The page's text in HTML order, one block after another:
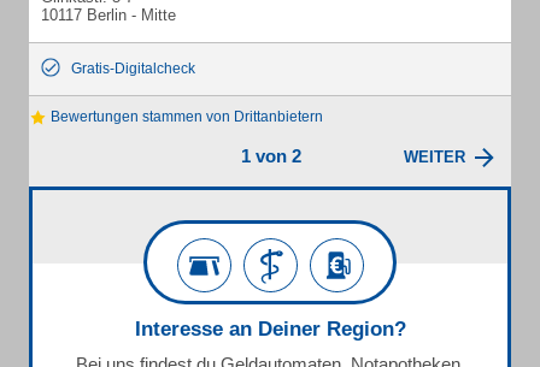
10117 Berlin - Mitte
Gratis-Digitalcheck
Bewertungen stammen von Drittanbietern
1 von 2 WEITER
Interesse an Deiner Region?